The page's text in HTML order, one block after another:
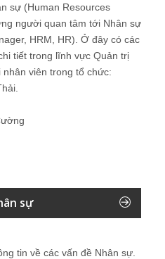
sự (Human Resources
người quan tâm tới Nhân sự
HRM, HR). Ở đây có các
tiết trong lĩnh vực Quản trị
viên trong tổ chức:
sự
tin về các vấn đề Nhân sự